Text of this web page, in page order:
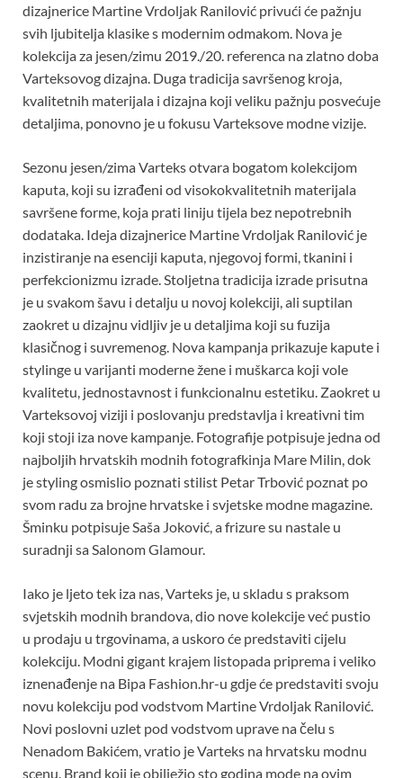
dizajnerice Martine Vrdoljak Ranilović privući će pažnju
svih ljubitelja klasike s modernim odmakom. Nova je
kolekcija za jesen/zimu 2019./20. referenca na zlatno doba
Varteksovog dizajna. Duga tradicija savršenog kroja,
kvalitetnih materijala i dizajna koji veliku pažnju posvećuje
detaljima, ponovno je u fokusu Varteksove modne vizije.
Sezonu jesen/zima Varteks otvara bogatom kolekcijom
kaputa, koji su izrađeni od visokokvalitetnih materijala
savršene forme, koja prati liniju tijela bez nepotrebnih
dodataka. Ideja dizajnerice Martine Vrdoljak Ranilović je
inzistiranje na esenciji kaputa, njegovoj formi, tkanini i
perfekcionizmu izrade. Stoljetna tradicija izrade prisutna
je u svakom šavu i detalju u novoj kolekciji, ali suptilan
zaokret u dizajnu vidljiv je u detaljima koji su fuzija
klasičnog i suvremenog. Nova kampanja prikazuje kapute i
stylinge u varijanti moderne žene i muškarca koji vole
kvalitetu, jednostavnost i funkcionalnu estetiku. Zaokret u
Varteksovoj viziji i poslovanju predstavlja i kreativni tim
koji stoji iza nove kampanje. Fotografije potpisuje jedna od
najboljih hrvatskih modnih fotografkinja Mare Milin, dok
je styling osmislio poznati stilist Petar Trbović poznat po
svom radu za brojne hrvatske i svjetske modne magazine.
Šminku potpisuje Saša Joković, a frizure su nastale u
suradnji sa Salonom Glamour.
Iako je ljeto tek iza nas, Varteks je, u skladu s praksom
svjetskih modnih brandova, dio nove kolekcije već pustio
u prodaju u trgovinama, a uskoro će predstaviti cijelu
kolekciju. Modni gigant krajem listopada priprema i veliko
iznenađenje na Bipa Fashion.hr-u gdje će predstaviti svoju
novu kolekciju pod vodstvom Martine Vrdoljak Ranilović.
Novi poslovni uzlet pod vodstvom uprave na čelu s
Nenadom Bakićem, vratio je Varteks na hrvatsku modnu
scenu. Brand koji je obilježio sto godina mode na ovim